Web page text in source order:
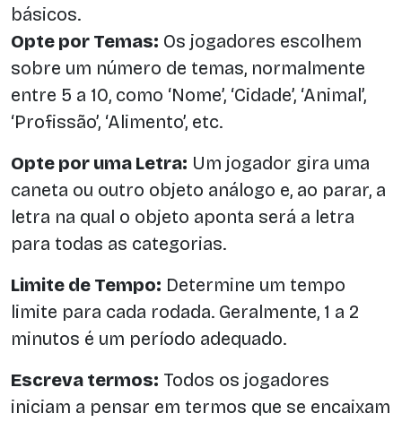
básicos.
Opte por Temas: Os jogadores escolhem
sobre um número de temas, normalmente
entre 5 a 10, como ‘Nome’, ‘Cidade’, ‘Animal’,
‘Profissão’, ‘Alimento’, etc.
Opte por uma Letra: Um jogador gira uma
caneta ou outro objeto análogo e, ao parar, a
letra na qual o objeto aponta será a letra
para todas as categorias.
Limite de Tempo: Determine um tempo
limite para cada rodada. Geralmente, 1 a 2
minutos é um período adequado.
Escreva termos: Todos os jogadores
iniciam a pensar em termos que se encaixam